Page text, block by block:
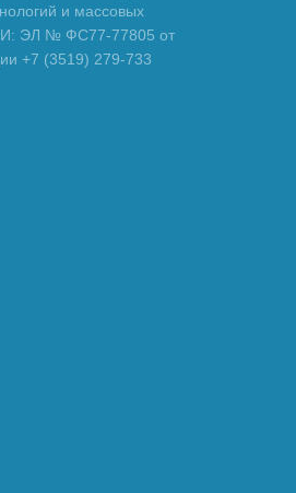
и массовых
ЭЛ № ФС77-77805 от
+7 (3519) 279-733